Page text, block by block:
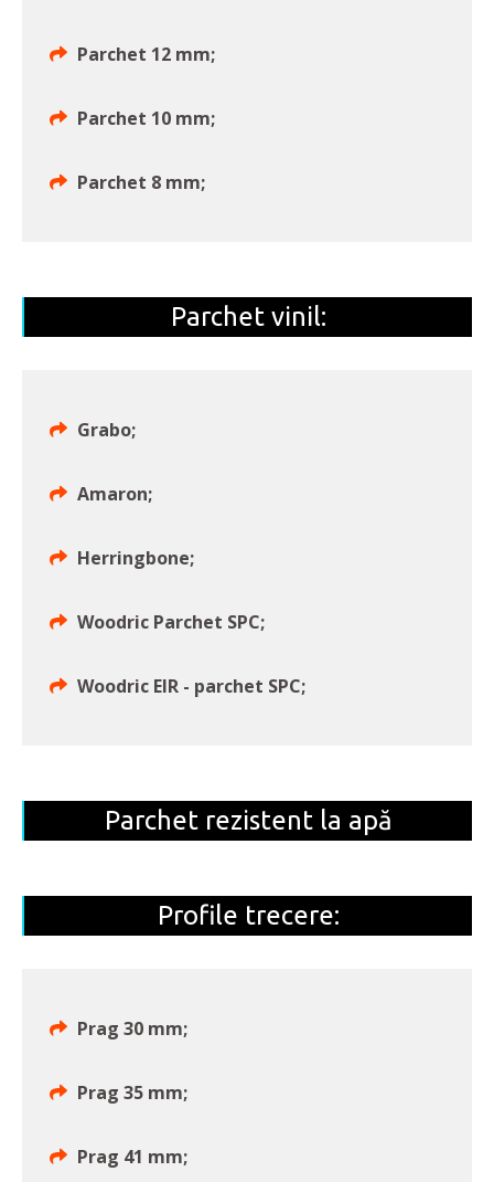
Parchet 12 mm;
Parchet 10 mm;
Parchet 8 mm;
Parchet vinil:
Grabo;
Amaron;
Herringbone;
Woodric Parchet SPC;
Woodric EIR - parchet SPC;
Parchet rezistent la apă
Profile trecere:
Prag 30 mm;
Prag 35 mm;
Prag 41 mm;